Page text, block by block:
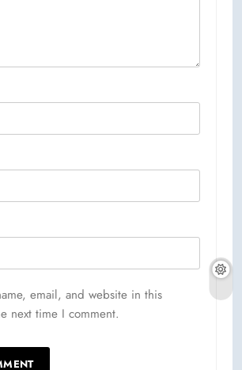
email, and website in this
next time I comment.